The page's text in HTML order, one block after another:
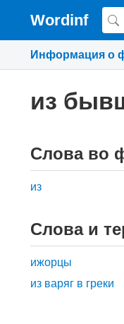
Wordinf
Информация о
из
Слова во
из
Слова и
ижорцы
из варяг в греки